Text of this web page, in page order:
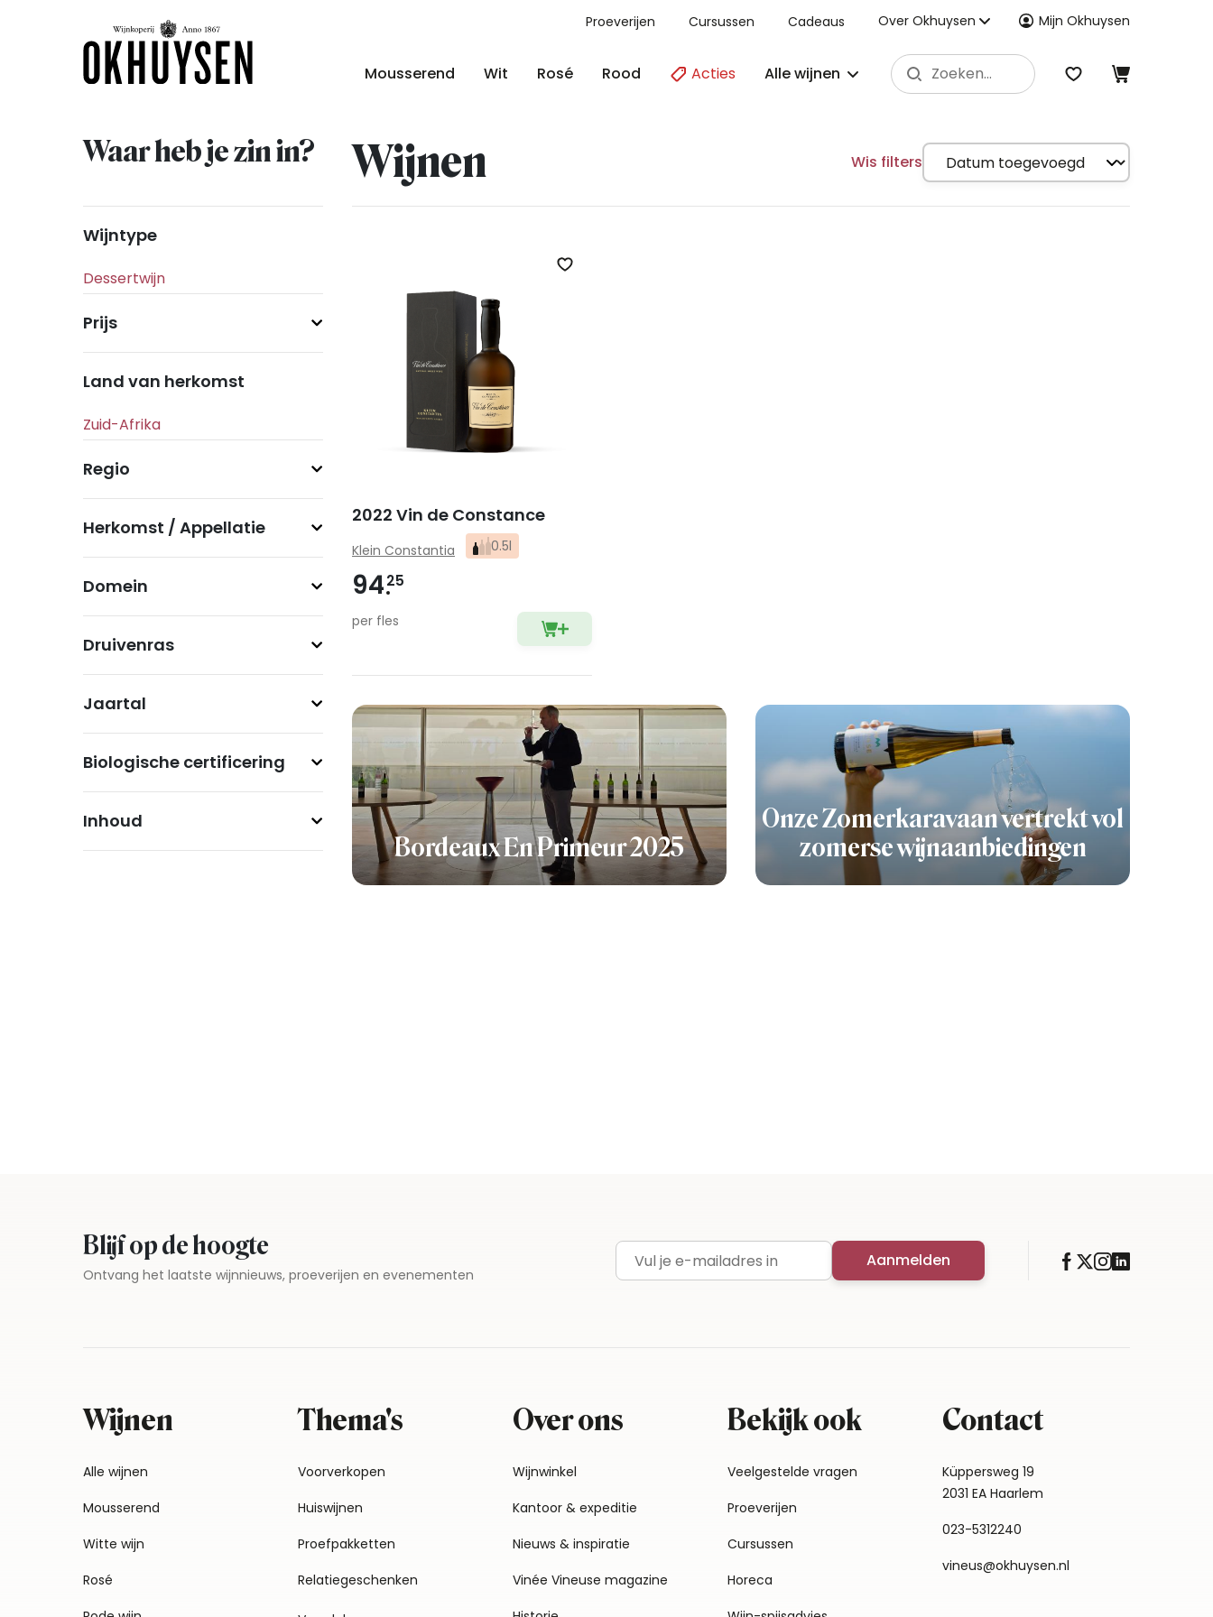
Proeverijen Cursussen Cadeaus Over Okhuysen Mijn Okhuysen
Mousserend Wit Rosé Rood Acties Alle wijnen
Waar heb je zin in? Wijnen Wis filters
Wijntype
Prijs
Land van herkomst
Regio
Herkomst / Appellatie
Domein
Druivenras
Jaartal
Biologische certificering
Inhoud
Bordeaux En Primeur 2025
Onze Zomerkaravaan vertrekt vol
zomerse wijnaanbiedingen
Zet op verlanglijst
2022 Vin de Constance
Klein Constantia 0.5l
9425
per fles
Blijf op de hoogte
Ontvang het laatste wijnnieuws, proeverijen en evenementen E-mailadres Aanmelden
Wijnen
Alle wijnen
Mousserend
Witte wijn
Rosé
Thema's
Voorverkopen
Huiswijnen
Proefpakketten
Relatiegeschenken
Over ons
Wijnwinkel
Kantoor & expeditie
Nieuws & inspiratie
Vinée Vineuse magazine
Bekijk ook
Veelgestelde vragen
Proeverijen
Cursussen
Horeca
Contact
Küppersweg 19
2031 EA Haarlem
023-5312240
vineus@okhuysen.nl